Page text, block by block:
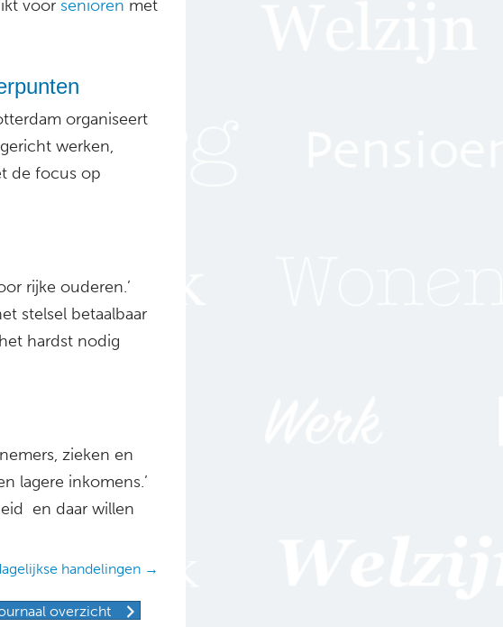
voor senioren met
organiseert
werken,
de focus op
rijke ouderen.’
stelsel betaalbaar
hardst nodig
zieken en
lagere inkomens.’
en daar willen
handelingen →
overzicht